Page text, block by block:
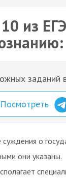
из
заданий
Посмотреть
о
они указаны.